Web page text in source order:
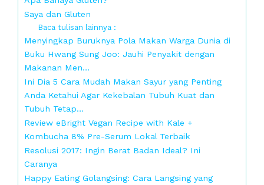
Saya dan Gluten
Baca tulisan lainnya :
Menyingkap Buruknya Pola Makan Warga Dunia di
Buku Hwang Sung Joo: Jauhi Penyakit dengan
Makanan Men…
Ini Dia 5 Cara Mudah Makan Sayur yang Penting
Anda Ketahui Agar Kekebalan Tubuh Kuat dan
Tubuh Tetap…
Review eBright Vegan Recipe with Kale +
Kombucha 8% Pre-Serum Lokal Terbaik
Resolusi 2017: Ingin Berat Badan Ideal? Ini
Caranya
Happy Eating Golangsing: Cara Langsing yang